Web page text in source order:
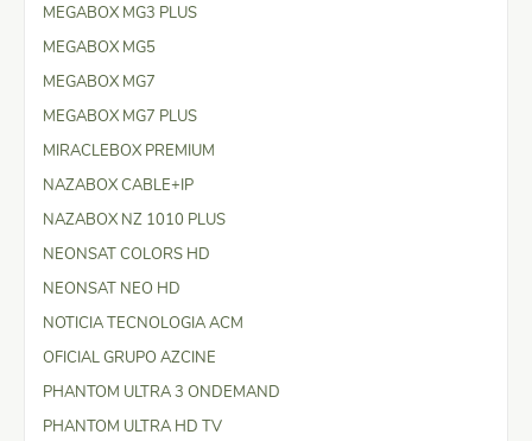
MEGABOX MG3 PLUS
MEGABOX MG5
MEGABOX MG7
MEGABOX MG7 PLUS
MIRACLEBOX PREMIUM
NAZABOX CABLE+IP
NAZABOX NZ 1010 PLUS
NEONSAT COLORS HD
NEONSAT NEO HD
NOTICIA TECNOLOGIA ACM
OFICIAL GRUPO AZCINE
PHANTOM ULTRA 3 ONDEMAND
PHANTOM ULTRA HD TV